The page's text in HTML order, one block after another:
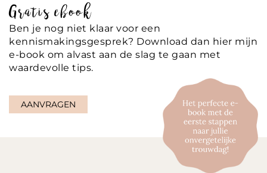
Gratis ebook
Ben je nog niet klaar voor een
kennismakingsgesprek? Download dan hier mijn
e-book om alvast aan de slag te gaan met
waardevolle tips.
AANVRAGEN